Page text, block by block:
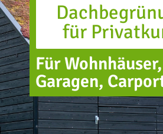
für
Für Wohnhäuser,
Garagen,